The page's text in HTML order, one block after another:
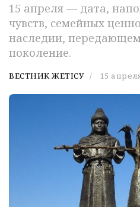
15 апреля — дата,
чувств, семейных
наследии,
поколение.
ВЕСТНИК ЖЕТІСУ 15